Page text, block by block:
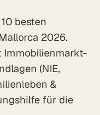
besten
2026.
Immobilienmarkt-
(NIE,
&
für die